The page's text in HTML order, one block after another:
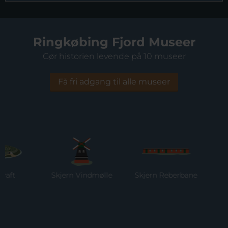
Ringkøbing Fjord Museer
Gør historien levende på 10 museer
Få fri adgang til alle museer
Skjern Vindmølle Skjern Reberbane